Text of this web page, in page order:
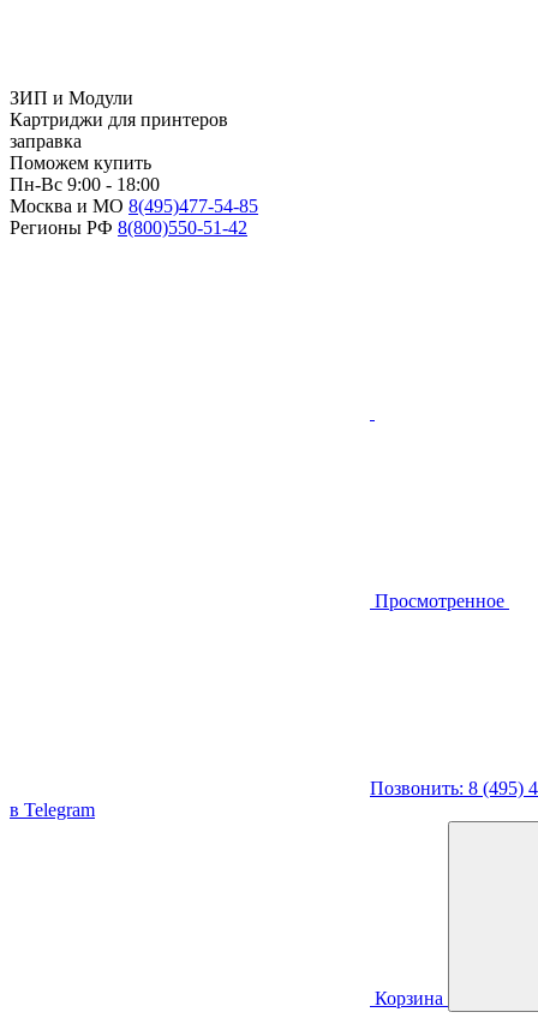
ЗИП и Модули
Картриджи для принтеров
заправка
Поможем купить
Пн-Вс 9:00 - 18:00
Москва и МО 8(495)477-54-85
Регионы РФ 8(800)550-51-42
Просмотренное
Позвонить: 8 (495)
в Telegram
Корзина